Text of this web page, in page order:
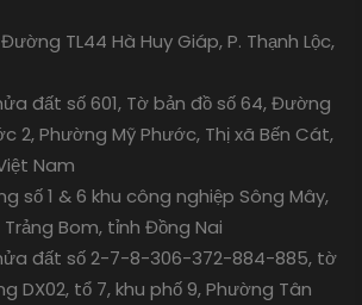
Đường TL44 Hà Huy Giáp, P. Thạnh Lộc,
đất số 601, Tờ bản đồ số 64, Đường
2, Phường Mỹ Phước, Thị xã Bến Cát,
Nam
số 1 & 6 khu công nghiệp Sông Mây,
Trảng Bom, tỉnh Đồng Nai
đất số 2-7-8-306-372-884-885, tờ
DX02, tổ 7, khu phố 9, Phường Tân